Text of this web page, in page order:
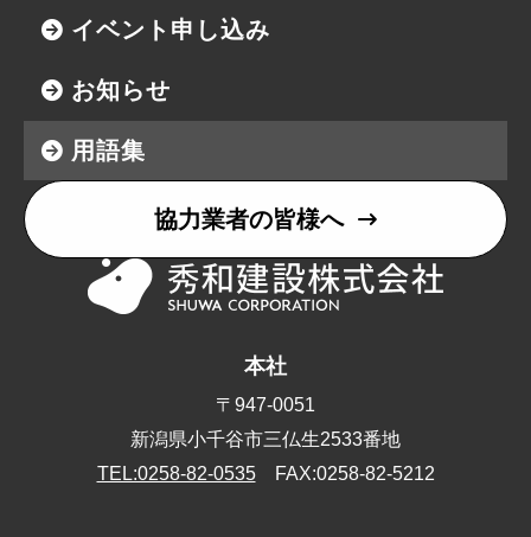
イベント申し込み
お知らせ
用語集
協力業者の皆様へ
本社
〒947-0051
新潟県小千谷市三仏生2533番地
TEL:0258-82-0535FAX:0258-82-5212